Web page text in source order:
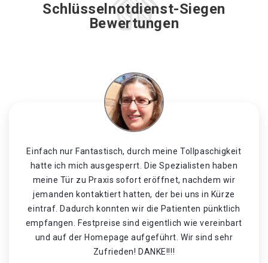
Schlüsselnotdienst-Siegen
Bewertungen
Einfach nur Fantastisch, durch meine Tollpaschigkeit
hatte ich mich ausgesperrt. Die Spezialisten haben
meine Tür zu Praxis sofort eröffnet, nachdem wir
jemanden kontaktiert hatten, der bei uns in Kürze
eintraf. Dadurch konnten wir die Patienten pünktlich
empfangen. Festpreise sind eigentlich wie vereinbart
und auf der Homepage aufgeführt. Wir sind sehr
Zufrieden! DANKE!!!!